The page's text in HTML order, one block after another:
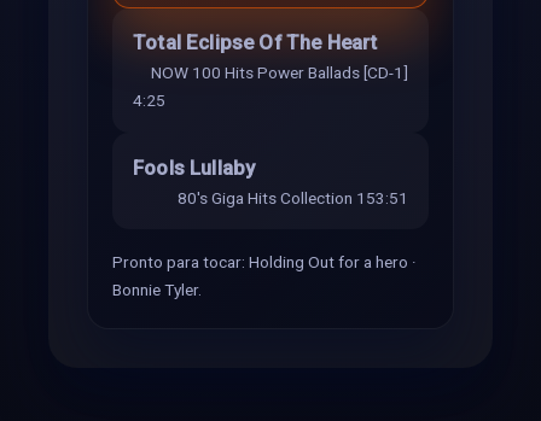
Total Eclipse Of The Heart
NOW 100 Hits Power Ballads [CD-1]
4:25
Fools Lullaby
80's Giga Hits Collection 153:51
Pronto para tocar: Holding Out for a hero ·
Bonnie Tyler.